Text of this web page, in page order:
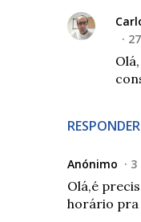
RESPONDER
Anónimo 3
Olá,é
horário pra